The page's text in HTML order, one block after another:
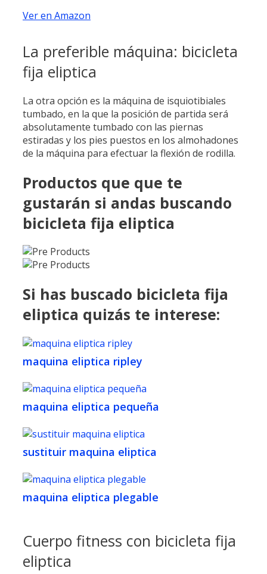
Ver en Amazon
La preferible máquina: bicicleta
fija eliptica
La otra opción es la máquina de isquiotibiales
tumbado, en la que la posición de partida será
absolutamente tumbado con las piernas
estiradas y los pies puestos en los almohadones
de la máquina para efectuar la flexión de rodilla.
Productos que que te
gustarán si andas buscando
bicicleta fija eliptica
Si has buscado bicicleta fija
eliptica quizás te interese:
maquina eliptica ripley
maquina eliptica pequeña
sustituir maquina eliptica
maquina eliptica plegable
Cuerpo fitness con bicicleta fija
eliptica